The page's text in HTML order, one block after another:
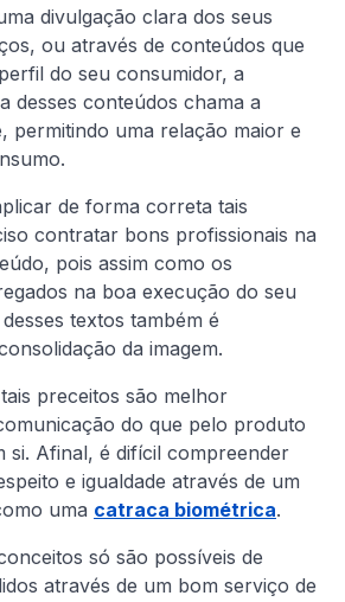
divulgação clara dos seus
ou através de conteúdos que
do seu consumidor, a
desses conteúdos chama a
permitindo uma relação maior e
de forma correta tais
contratar bons profissionais na
pois assim como os
na boa execução do seu
textos também é
da imagem.
preceitos são melhor
do que pelo produto
si. Afinal, é difícil compreender
e igualdade através de um
uma catraca biométrica.
só são possíveis de
através de um bom serviço de